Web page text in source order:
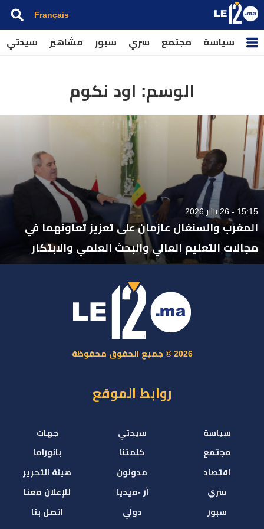
Français
سياسة مجتمع سري سبور مشاهير سيدتي
الوسم: اود نكوم
15:15 - 26 يناير 2026
المغرب والسنغال عازمان على تعزيز تعاونهما في
مجالات التعليم العالي والبحث العلمي والابتكار
2026 © جميع الحقوق محفوظة
روابط الموقع
سياسة
مجتمع
اقتصاد
سري
سبور
سيدتي
كلمتنا
مدونون
آر -ميديا
دولي
جهات
بانوراما
هيئة التحرير
للإعلان معنا
اتصل بنا